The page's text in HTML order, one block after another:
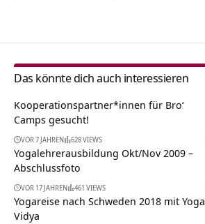
Das könnte dich auch interessieren
Kooperationspartner*innen für Bro‘
Camps gesucht!
VOR 7 JAHREN 628 VIEWS
Yogalehrerausbildung Okt/Nov 2009 –
Abschlussfoto
VOR 17 JAHREN 461 VIEWS
Yogareise nach Schweden 2018 mit Yoga
Vidya